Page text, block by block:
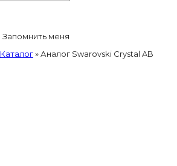
Запомнить меня
Каталог»Аналог Swarovski Crystal AB